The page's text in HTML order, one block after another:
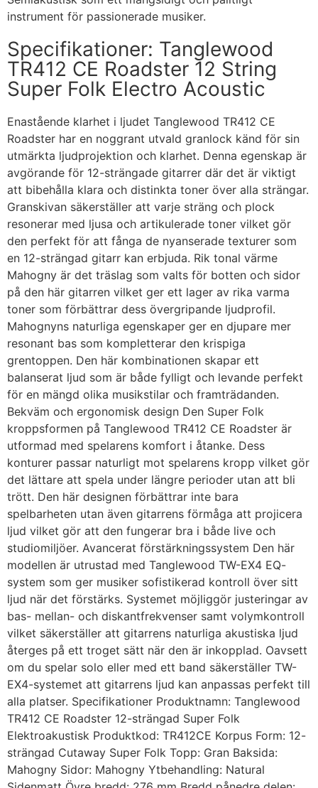
instrument för passionerade musiker.
Specifikationer: Tanglewood
TR412 CE Roadster 12 String
Super Folk Electro Acoustic
Enastående klarhet i ljudet Tanglewood TR412 CE
Roadster har en noggrant utvald granlock känd för sin
utmärkta ljudprojektion och klarhet. Denna egenskap är
avgörande för 12-strängade gitarrer där det är viktigt
att bibehålla klara och distinkta toner över alla strängar.
Granskivan säkerställer att varje sträng och plock
resonerar med ljusa och artikulerade toner vilket gör
den perfekt för att fånga de nyanserade texturer som
en 12-strängad gitarr kan erbjuda. Rik tonal värme
Mahogny är det träslag som valts för botten och sidor
på den här gitarren vilket ger ett lager av rika varma
toner som förbättrar dess övergripande ljudprofil.
Mahognyns naturliga egenskaper ger en djupare mer
resonant bas som kompletterar den krispiga
grentoppen. Den här kombinationen skapar ett
balanserat ljud som är både fylligt och levande perfekt
för en mängd olika musikstilar och framträdanden.
Bekväm och ergonomisk design Den Super Folk
kroppsformen på Tanglewood TR412 CE Roadster är
utformad med spelarens komfort i åtanke. Dess
konturer passar naturligt mot spelarens kropp vilket gör
det lättare att spela under längre perioder utan att bli
trött. Den här designen förbättrar inte bara
spelbarheten utan även gitarrens förmåga att projicera
ljud vilket gör att den fungerar bra i både live och
studiomiljöer. Avancerat förstärkningssystem Den här
modellen är utrustad med Tanglewood TW-EX4 EQ-
system som ger musiker sofistikerad kontroll över sitt
ljud när det förstärks. Systemet möjliggör justeringar av
bas- mellan- och diskantfrekvenser samt volymkontroll
vilket säkerställer att gitarrens naturliga akustiska ljud
återges på ett troget sätt när den är inkopplad. Oavsett
om du spelar solo eller med ett band säkerställer TW-
EX4-systemet att gitarrens ljud kan anpassas perfekt till
alla platser. Specifikationer Produktnamn: Tanglewood
TR412 CE Roadster 12-strängad Super Folk
Elektroakustisk Produktkod: TR412CE Korpus Form: 12-
strängad Cutaway Super Folk Topp: Gran Baksida:
Mahogny Sidor: Mahogny Ytbehandling: Natural